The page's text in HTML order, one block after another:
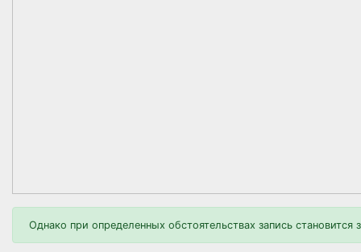
Однако при определенных обстоятельствах запись становится